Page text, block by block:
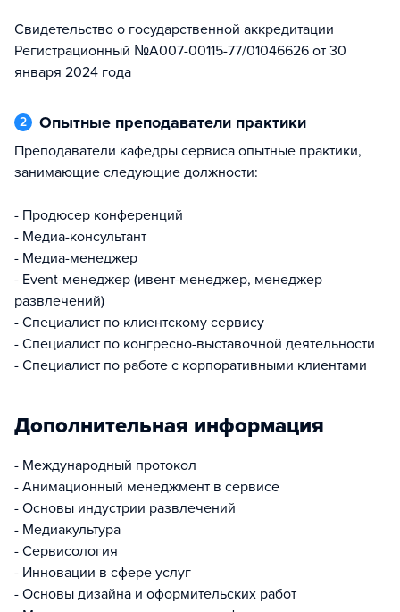
Свидетельство о государственной аккредитации
Регистрационный №А007-00115-77/01046626 от 30
января 2024 года
2 Опытные преподаватели практики
Преподаватели кафедры сервиса опытные практики,
занимающие следующие должности:
- Продюсер конференций
- Медиа-консультант
- Медиа-менеджер
- Event-менеджер (ивент-менеджер, менеджер
развлечений)
- Специалист по клиентскому сервису
- Специалист по конгресно-выставочной деятельности
- Специалист по работе с корпоративными клиентами
Дополнительная информация
- Международный протокол
- Анимационный менеджмент в сервисе
- Основы индустрии развлечений
- Медиакультура
- Сервисология
- Инновации в сфере услуг
- Основы дизайна и оформительских работ